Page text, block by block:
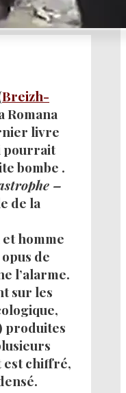
Breizh-
Romana
livre
pourrait
bombe .
–
de la
homme
de
l’alarme.
sur les
produites
est chiffré,